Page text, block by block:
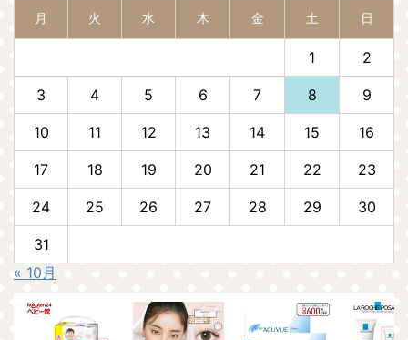
月 火 水 木 金 土 日
1 2
3 4 5 6 7 8 9
10 11 12 13 14 15 16
17 18 19 20 21 22 23
24 25 26 27 28 29 30
31
« 10月